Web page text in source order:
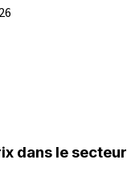
dans le secteur